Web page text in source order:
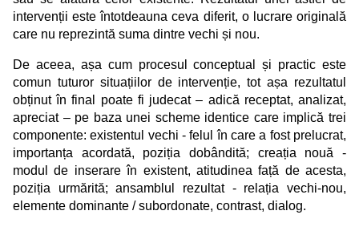
intervenții este întotdeauna ceva diferit, o lucrare originală
care nu reprezintă suma dintre vechi și nou.
De aceea, așa cum procesul conceptual și practic este
comun tuturor situațiilor de intervenție, tot așa rezultatul
obținut în final poate fi judecat – adică receptat, analizat,
apreciat – pe baza unei scheme identice care implică trei
componente: existentul vechi - felul în care a fost prelucrat,
importanța acordată, poziția dobândită; creația nouă -
modul de inserare în existent, atitudinea față de acesta,
poziția urmărită; ansamblul rezultat - relația vechi-nou,
elemente dominante / subordonate, contrast, dialog.